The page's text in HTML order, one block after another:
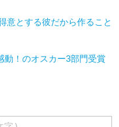
意とする彼だから作ること
動！のオスカー3部門受賞